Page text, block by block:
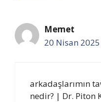
Memet
20 Nisan
arkadaşlarımın
nedir? | Dr. Piton